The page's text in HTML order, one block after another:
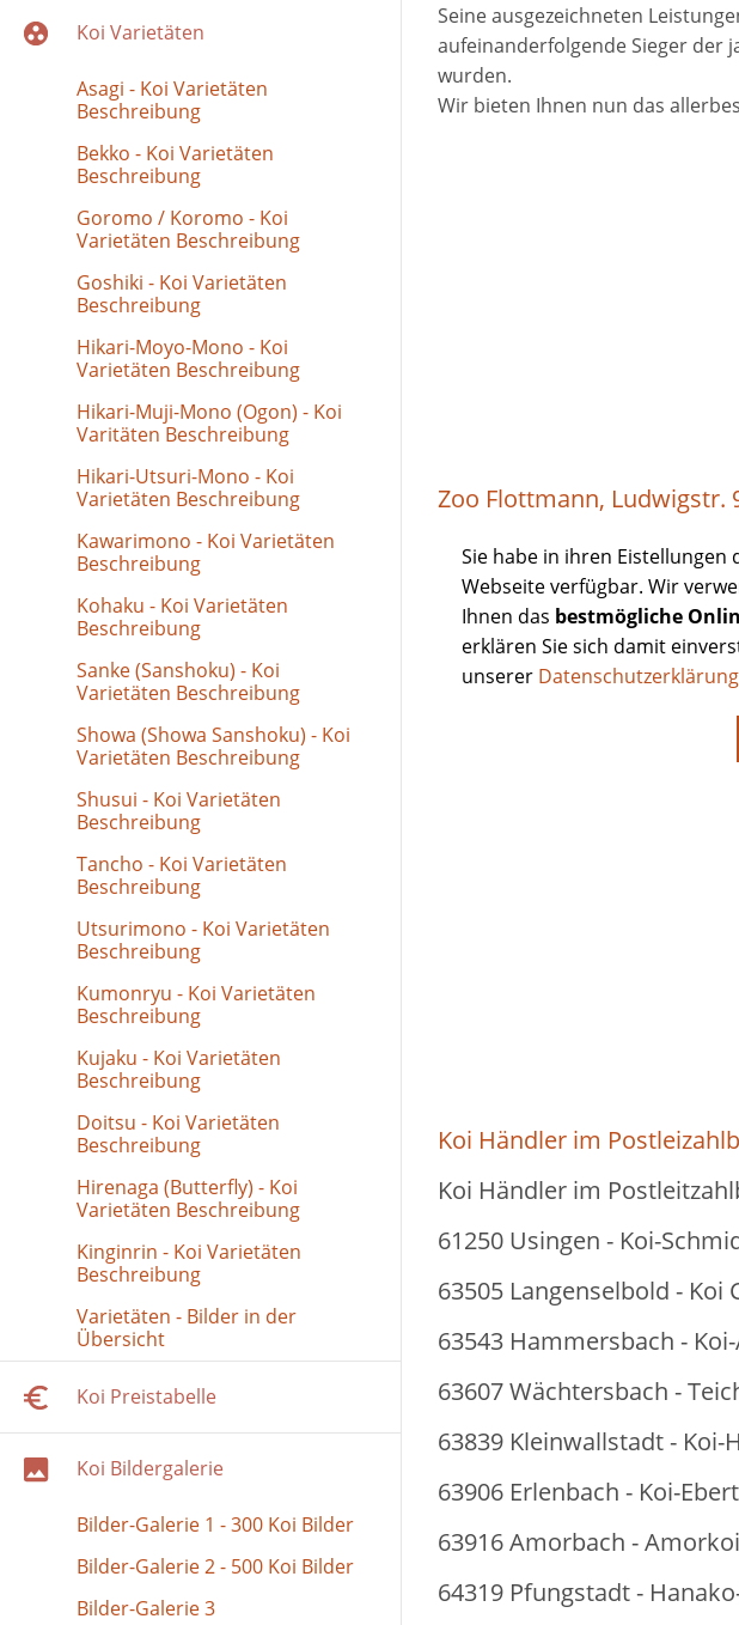
Koi Varietäten
Asagi - Koi Varietäten
Beschreibung
Bekko - Koi Varietäten
Beschreibung
Goromo / Koromo - Koi
Varietäten Beschreibung
Goshiki - Koi Varietäten
Beschreibung
Hikari-Moyo-Mono - Koi
Varietäten Beschreibung
Hikari-Muji-Mono (Ogon) - Koi
Varitäten Beschreibung
Hikari-Utsuri-Mono - Koi
Varietäten Beschreibung
Kawarimono - Koi Varietäten
Beschreibung
Kohaku - Koi Varietäten
Beschreibung
Sanke (Sanshoku) - Koi
Varietäten Beschreibung
Showa (Showa Sanshoku) - Koi
Varietäten Beschreibung
Shusui - Koi Varietäten
Beschreibung
Tancho - Koi Varietäten
Beschreibung
Utsurimono - Koi Varietäten
Beschreibung
Kumonryu - Koi Varietäten
Beschreibung
Kujaku - Koi Varietäten
Beschreibung
Doitsu - Koi Varietäten
Beschreibung
Hirenaga (Butterfly) - Koi
Varietäten Beschreibung
Kinginrin - Koi Varietäten
Beschreibung
Varietäten - Bilder in der
Übersicht
Koi Preistabelle
Koi Bildergalerie
Bilder-Galerie 1 - 300 Koi Bilder
Bilder-Galerie 2 - 500 Koi Bilder
Bilder-Galerie 3
Seine ausgezeichneten
aufeinanderfolgende Sieger der
wurden.
Wir bieten Ihnen nun das
Zoo Flottmann, Ludwigstr.
Sie habe in ihren Eistellungen
Webseite verfügbar. Wir
Ihnen das bestmögliche
erklären Sie sich damit
unserer Datenschutzerklärung
Koi Händler im
Koi Händler im
61250 Usingen - Koi-
63505 Langenselbold - Koi
63543 Hammersbach -
63607 Wächtersbach -
63839 Kleinwallstadt - Koi-
63906 Erlenbach - Koi-Ebert
63916 Amorbach - Amorkoi
64319 Pfungstadt -